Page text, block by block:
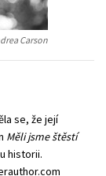
a životní styl
Carson
se, že její
Měli jsme štěstí
historii.